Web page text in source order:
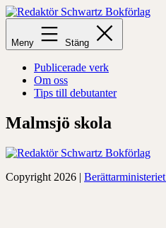
Hoppa
till
innehåll
Redaktör
Schwartz
Bokförlag
Meny Stäng
Publicerade verk
Om oss
Tips till debutanter
Malmsjö skola
Copyright 2026 | Berättarministeriet